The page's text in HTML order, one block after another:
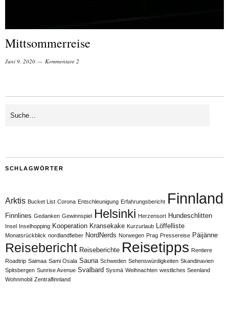
Mittsommerreise
Juni 9, 2020 Kommentare 2
SCHLAGWÖRTER
Arktis Bucket List Corona Entschleunigung Erfahrungsbericht Finnland
Finnlines Gedanken Gewinnspiel Helsinki Herzensort Hundeschlitten
Insel Inselhopping Kooperation Kransekake Kurzurlaub Löffelliste
Monatsrückblick nordlandfieber NordNerds Norwegen Prag Pressereise Päijänne
Reisebericht Reiseberichte Reisetipps Rentiere
Roadtrip Saimaa Sami Osala Sauna Schweden Sehenswürdigkeiten Skandinavien
Spitsbergen Sunrise Avenue Svalbard Sysmä Weihnachten westliches Seenland
Wohnmobil Zentralfinnland